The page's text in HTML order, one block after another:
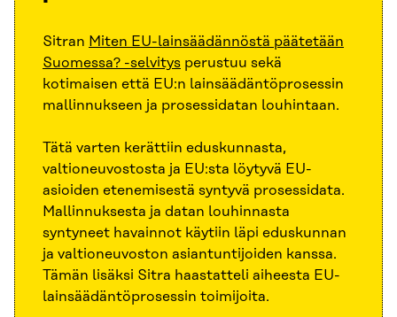
Sitran Miten EU-lainsäädännöstä päätetään
Suomessa? -selvitys perustuu sekä
kotimaisen että EU:n lainsäädäntöprosessin
mallinnukseen ja prosessidatan louhintaan.
Tätä varten kerättiin eduskunnasta,
valtioneuvostosta ja EU:sta löytyvä EU-
asioiden etenemisestä syntyvä prosessidata.
Mallinnuksesta ja datan louhinnasta
syntyneet havainnot käytiin läpi eduskunnan
ja valtioneuvoston asiantuntijoiden kanssa.
Tämän lisäksi Sitra haastatteli aiheesta EU-
lainsäädäntöprosessin toimijoita.